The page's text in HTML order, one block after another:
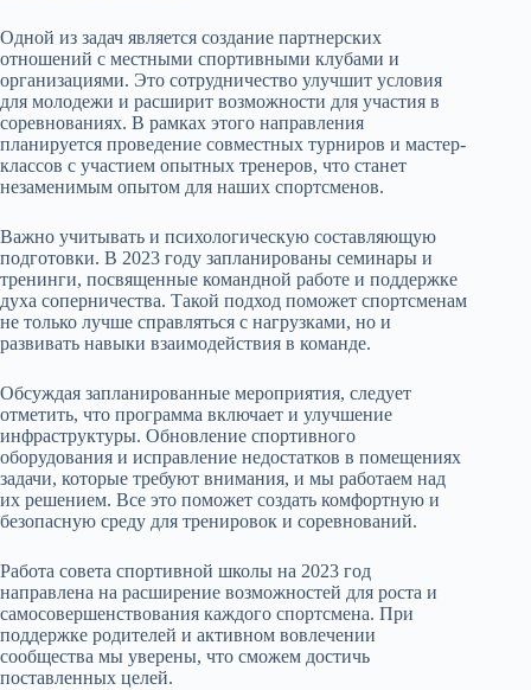
Одной из задач является создание партнерских
отношений с местными спортивными клубами и
организациями. Это сотрудничество улучшит условия
для молодежи и расширит возможности для участия в
соревнованиях. В рамках этого направления
планируется проведение совместных турниров и мастер-
классов с участием опытных тренеров, что станет
незаменимым опытом для наших спортсменов.
Важно учитывать и психологическую составляющую
подготовки. В 2023 году запланированы семинары и
тренинги, посвященные командной работе и поддержке
духа соперничества. Такой подход поможет спортсменам
не только лучше справляться с нагрузками, но и
развивать навыки взаимодействия в команде.
Обсуждая запланированные мероприятия, следует
отметить, что программа включает и улучшение
инфраструктуры. Обновление спортивного
оборудования и исправление недостатков в помещениях
задачи, которые требуют внимания, и мы работаем над
их решением. Все это поможет создать комфортную и
безопасную среду для тренировок и соревнований.
Работа совета спортивной школы на 2023 год
направлена на расширение возможностей для роста и
самосовершенствования каждого спортсмена. При
поддержке родителей и активном вовлечении
сообщества мы уверены, что сможем достичь
поставленных целей.